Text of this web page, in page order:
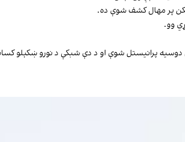
سکن پر مهال کشف شوې ده.
وو.
دوسیه پرانیستل شوې او د دې شبکې د نورو ښکېلو